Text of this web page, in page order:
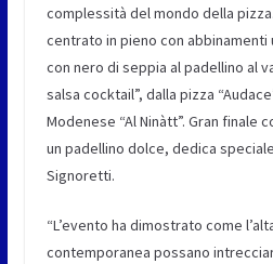
complessità del mondo della
centrato in pieno con abbinamenti
con nero di seppia al padellino al
salsa cocktail”, dalla pizza
Modenese “Al Ninàtt”. Gran finale
un padellino dolce, dedica
Signoretti.
“L’evento ha dimostrato come
contemporanea possano